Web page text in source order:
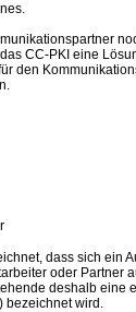
CC-PKI eine
den
dass sich ein
oder Partner
deshalb eine
bezeichnet wird.